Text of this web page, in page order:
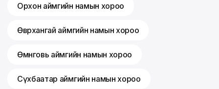
Орхон аймгийн намын хороо
Өвөрхангай аймгийн намын хороо
Өмнөговь аймгийн намын хороо
Сүхбаатар аймгийн намын хороо